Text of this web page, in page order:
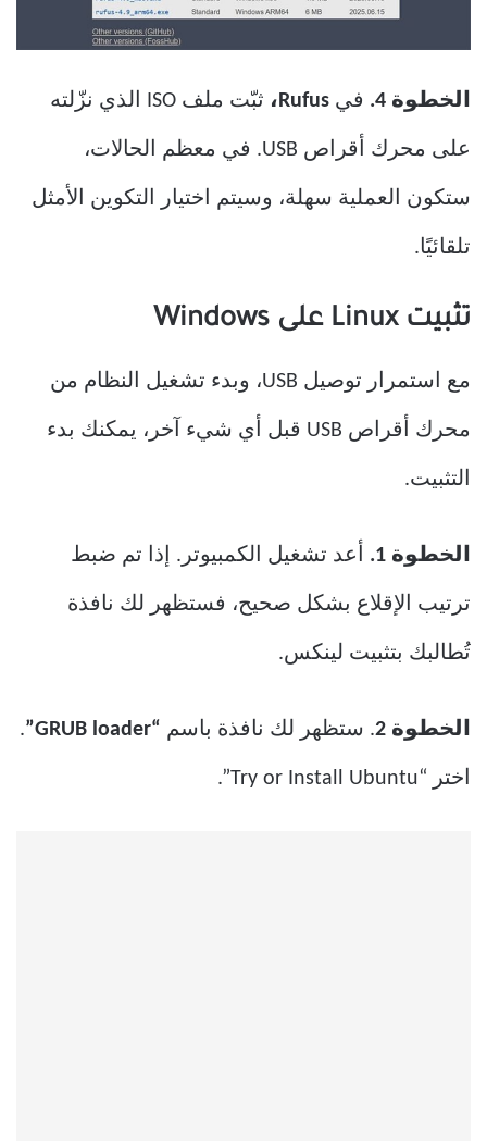
الخطوة 4. في Rufus، ثبّت ملف ISO الذي نزّلته
على محرك أقراص USB. في معظم الحالات،
ستكون العملية سهلة، وسيتم اختيار التكوين الأمثل
تلقائيًا.
تثبيت Linux على Windows
مع استمرار توصيل USB، وبدء تشغيل النظام من
محرك أقراص USB قبل أي شيء آخر، يمكنك بدء
التثبيت.
الخطوة 1. أعد تشغيل الكمبيوتر. إذا تم ضبط
ترتيب الإقلاع بشكل صحيح، فستظهر لك نافذة
تُطالبك بتثبيت لينكس.
الخطوة 2. ستظهر لك نافذة باسم “GRUB loader”
.
اختر “Try or Install Ubuntu”.